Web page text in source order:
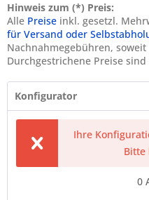
Hinweis zum (*) Preis:
Alle Preise inkl. gesetzl.
für Versand oder
Nachnahmegebühren,
Durchgestrichene Preise
Konfigurator
Ihre
Bitte
0